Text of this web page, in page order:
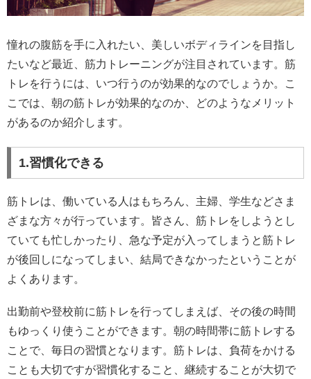
憧れの腹筋を手に入れたい、美しいボディラインを目指し
たいなど最近、筋力トレーニングが注目されています。筋
トレを行うには、いつ行うのが効果的なのでしょうか。こ
こでは、朝の筋トレが効果的なのか、どのようなメリット
があるのか紹介します。
1.習慣化できる
筋トレは、働いている人はもちろん、主婦、学生などさま
ざまな方々が行っています。皆さん、筋トレをしようとし
ていても忙しかったり、急な予定が入ってしまうと筋トレ
が後回しになってしまい、結局できなかったということが
よくあります。
出勤前や登校前に筋トレを行ってしまえば、その後の時間
もゆっくり使うことができます。朝の時間帯に筋トレする
ことで、毎日の習慣となります。筋トレは、負荷をかける
ことも大切ですが習慣化すること、継続することが大切で